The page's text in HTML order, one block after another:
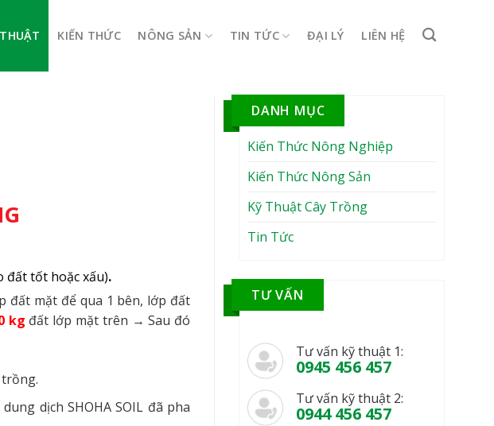
KIẾN THỨC NÔNG SẢN TIN TỨC ĐẠI LÝ LIÊN HỆ
đất tốt hoặc xấu).
đất mặt để qua 1 bên, lớp đất
kg đất lớp mặt trên → Sau đó
trồng.
dung dịch SHOHA SOIL đã pha
DANH MỤC
Kiến Thức Nông Nghiệp
Kiến Thức Nông Sản
Kỹ Thuật Cây Trồng
Tin Tức
TƯ VẤN
Tư vấn kỹ thuật 1:
0945 456 457
Tư vấn kỹ thuật 2:
0944 456 457